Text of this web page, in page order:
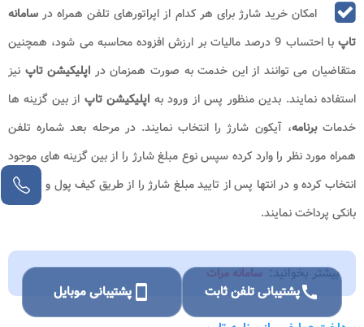
امکان خرید شارژ برای هر کدام از اپراتورهای تلفن همراه در سامانه
تاپ
با احتساب 9 درصد مالیات بر ارزش افزوده محاسبه می شود، همچنین
متقاضیان می توانند از این خدمت به صورت همزمان در اپلیکیشن تاپ نیز
استفاده نمایند. بدین منظور پس از ورود به اپلیکیشن تاپ از بین گزینه ها
خدماتبرنامه، آیکون شارژ را انتخاب نمایند. در مرحله بعد شماره تلفن
همراه مورد نظر را وارد کرده سپس نوع مبلغ شارژ را از بین گزینه های موجود
انتخاب کرده و در انتها پس از تایید مبلغ شارژ را از طریق کیف پول و یا کارت
بانکی پرداخت نمایند.
بیشتر بخوانید: سامانه مرات
callپشتیبانی تلفن ثابت smartphoneپشتیبانی موبایل